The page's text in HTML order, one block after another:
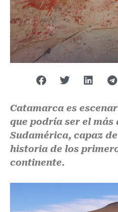
Catamarca es
que podría ser el más
Sudamérica, capaz
historia de los
continente.